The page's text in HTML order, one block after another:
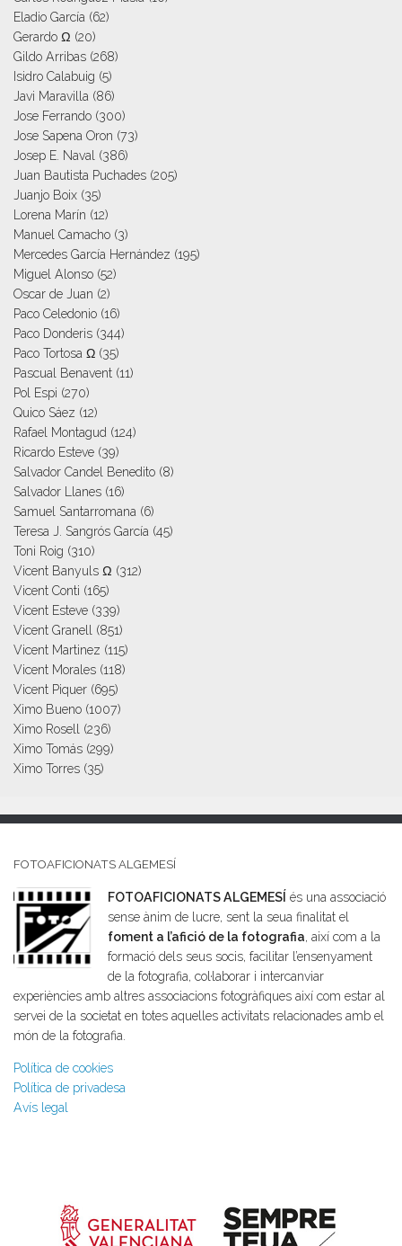
Eladio García (62)
Gerardo Ω (20)
Gildo Arribas (268)
Isidro Calabuig (5)
Javi Maravilla (86)
Jose Ferrando (300)
Jose Sapena Oron (73)
Josep E. Naval
(386)
Juan Bautista Puchades (205)
Juanjo Boix (35)
Lorena Marín (12)
Manuel Camacho (3)
Mercedes García Hernández (195)
Miguel Alonso (52)
Oscar de Juan (2)
Paco Celedonio (16)
Paco Donderis (344)
Paco Tortosa Ω (35)
Pascual Benavent (11)
Pol Espi (270)
Quico Sáez (12)
Rafael Montagud (124)
Ricardo Esteve (39)
Salvador Candel Benedito (8)
Salvador Llanes (16)
Samuel Santarromana (6)
Teresa J. Sangrós García (45)
Toni Roig (310)
Vicent Banyuls Ω (312)
Vicent Conti (165)
Vicent Esteve (339)
Vicent Granell
(851)
Vicent Martinez (115)
Vicent Morales (118)
Vicent Piquer (695)
Ximo Bueno (1007)
Ximo Rosell
(236)
Ximo Tomás (299)
Ximo Torres (35)
FOTOAFICIONATS ALGEMESÍ
FOTOAFICIONATS ALGEMESÍ és una associació
sense ànim de lucre, sent la seua finalitat el
foment a l’afició de la fotografia, així com a la
formació dels seus socis, facilitar l’ensenyament
de la fotografia, col·laborar i intercanviar
experiències amb altres associacions fotogràfiques així com estar al
servei de la societat en totes aquelles activitats relacionades amb el
món de la fotografia.
Política de cookies
Política de privadesa
Avís legal